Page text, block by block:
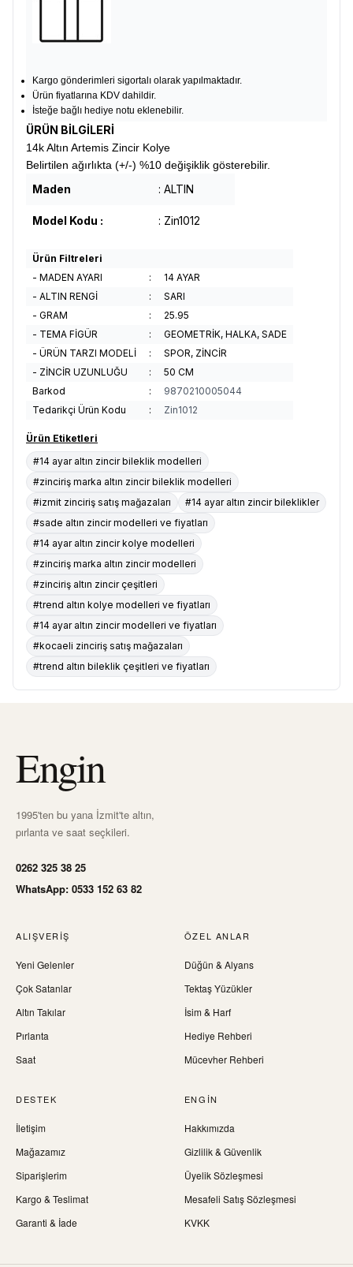
Kargo gönderimleri sigortalı olarak yapılmaktadır.
Ürün fiyatlarına KDV dahildir.
İsteğe bağlı hediye notu eklenebilir.
ÜRÜN BİLGİLERİ
14k Altın Artemis Zincir Kolye
Belirtilen ağırlıkta (+/-) %10 değişiklik gösterebilir.
Maden : ALTIN
Model Kodu : : Zin1012
Ürün Filtreleri
- MADEN AYARI
:
14 AYAR
- ALTIN RENGİ
:
SARI
- GRAM
:
25.95
- TEMA FİGÜR
:
GEOMETRİK, HALKA, SADE
- ÜRÜN TARZI MODELİ
:
SPOR, ZİNCİR
- ZİNCİR UZUNLUĞU
:
50 CM
Barkod
:
9870210005044
Tedarikçi Ürün Kodu
: Zin1012
Ürün Etiketleri
#14 ayar altın zincir bileklik modelleri
#zinciriş marka altın zincir bileklik modelleri
#izmit zinciriş satış mağazaları
#14 ayar altın zincir bileklikler
#sade altın zincir modelleri ve fiyatları
#14 ayar altın zincir kolye modelleri
#zinciriş marka altın zincir modelleri
#zinciriş altın zincir çeşitleri
#trend altın kolye modelleri ve fiyatları
#14 ayar altın zincir modelleri ve fiyatları
#kocaeli zinciriş satış mağazaları
#trend altın bileklik çeşitleri ve fiyatları
Engin
1995'ten bu yana İzmit'te altın,
pırlanta ve saat seçkileri.
0262 325 38 25
WhatsApp: 0533 152 63 82
ALIŞVERIŞ
Yeni Gelenler
Çok Satanlar
Altın Takılar
Pırlanta
Saat
ÖZEL ANLAR
Düğün & Alyans
Tektaş Yüzükler
İsim & Harf
Hediye Rehberi
Mücevher Rehberi
DESTEK
İletişim
Mağazamız
Siparişlerim
Kargo & Teslimat
Garanti & İade
ENGIN
Hakkımızda
Gizlilik & Güvenlik
Üyelik Sözleşmesi
Mesafeli Satış Sözleşmesi
KVKK